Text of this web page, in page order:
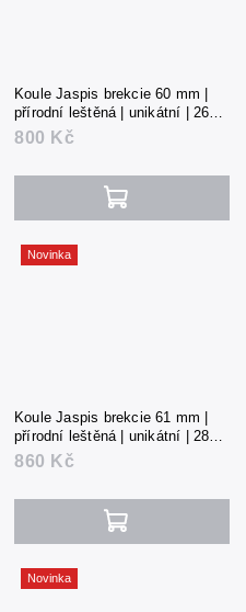
Koule Jaspis brekcie 60 mm |
přírodní leštěná | unikátní | 265 g
| Čína
800 Kč
Novinka
Koule Jaspis brekcie 61 mm |
přírodní leštěná | unikátní | 284 g
| Čína
860 Kč
Novinka